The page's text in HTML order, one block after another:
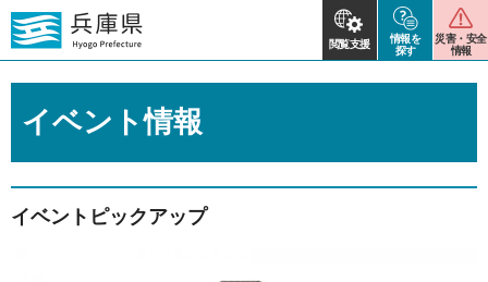
閲覧支援
情報を
探す
災害・安全
情報
イベント情報
イベントピックアップ